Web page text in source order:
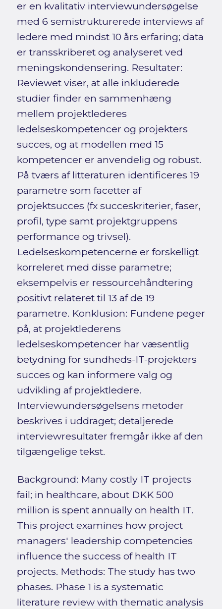
er en kvalitativ interviewundersøgelse
med 6 semistrukturerede interviews af
ledere med mindst 10 års erfaring; data
er transskriberet og analyseret ved
meningskondensering. Resultater:
Reviewet viser, at alle inkluderede
studier finder en sammenhæng
mellem projektlederes
ledelseskompetencer og projekters
succes, og at modellen med 15
kompetencer er anvendelig og robust.
På tværs af litteraturen identificeres 19
parametre som facetter af
projektsucces (fx succeskriterier, faser,
profil, type samt projektgruppens
performance og trivsel).
Ledelseskompetencerne er forskelligt
korreleret med disse parametre;
eksempelvis er ressourcehåndtering
positivt relateret til 13 af de 19
parametre. Konklusion: Fundene peger
på, at projektlederens
ledelseskompetencer har væsentlig
betydning for sundheds-IT-projekters
succes og kan informere valg og
udvikling af projektledere.
Interviewundersøgelsens metoder
beskrives i uddraget; detaljerede
interviewresultater fremgår ikke af den
tilgængelige tekst.
Background: Many costly IT projects
fail; in healthcare, about DKK 500
million is spent annually on health IT.
This project examines how project
managers' leadership competencies
influence the success of health IT
projects. Methods: The study has two
phases. Phase 1 is a systematic
literature review with thematic analysis